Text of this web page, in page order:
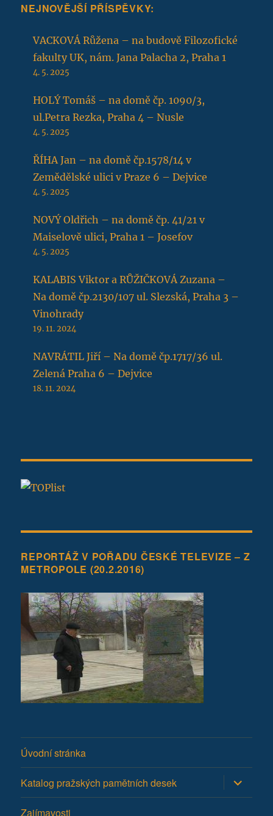
NEJNOVĚJŠÍ PŘÍSPĚVKY:
VACKOVÁ Růžena – na budově Filozofické
fakulty UK, nám. Jana Palacha 2, Praha 1
4. 5. 2025
HOLÝ Tomáš – na domě čp. 1090/3,
ul.Petra Rezka, Praha 4 – Nusle
4. 5. 2025
ŘÍHA Jan – na domě čp.1578/14 v
Zemědělské ulici v Praze 6 – Dejvice
4. 5. 2025
NOVÝ Oldřich – na domě čp. 41/21 v
Maiselově ulici, Praha 1 – Josefov
4. 5. 2025
KALABIS Viktor a RŮŽIČKOVÁ Zuzana –
Na domě čp.2130/107 ul. Slezská, Praha 3 –
Vinohrady
19. 11. 2024
NAVRÁTIL Jiří – Na domě čp.1717/36 ul.
Zelená Praha 6 – Dejvice
18. 11. 2024
REPORTÁŽ V POŘADU ČESKÉ TELEVIZE – Z
METROPOLE (20.2.2016)
Úvodní stránka
Katalog pražských pamětních desek Zobrazit
položky
Zajímavosti